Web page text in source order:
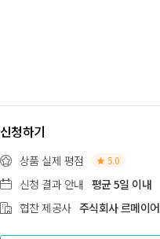
신청하기
상품 실제 평점 5.0
신청 결과 안내 평균 5일 이내
협찬 제공사 주식회사 르메이어